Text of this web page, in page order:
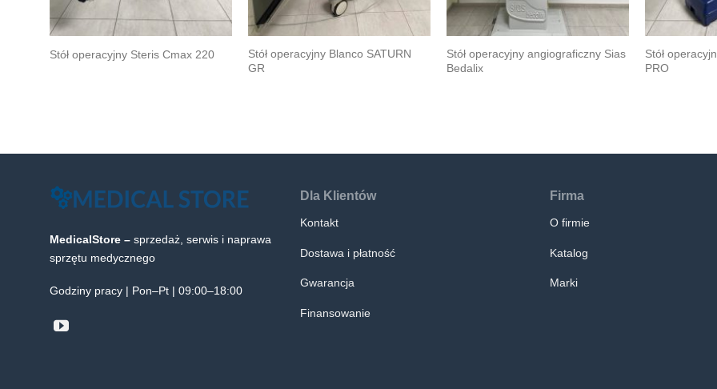
Stół operacyjny Steris Cmax 220
Stół operacyjny Blanco SATURN
GR
Stół operacyjny angiograficzny Sias
Bedalix
Stół
PRO
MedicalStore – sprzedaż, serwis i naprawa
sprzętu medycznego
Godziny pracy | Pon–Pt | 09:00–18:00
Dla Klientów
Kontakt
Dostawa i płatność
Gwarancja
Finansowanie
Firma
O firmie
Katalog
Marki